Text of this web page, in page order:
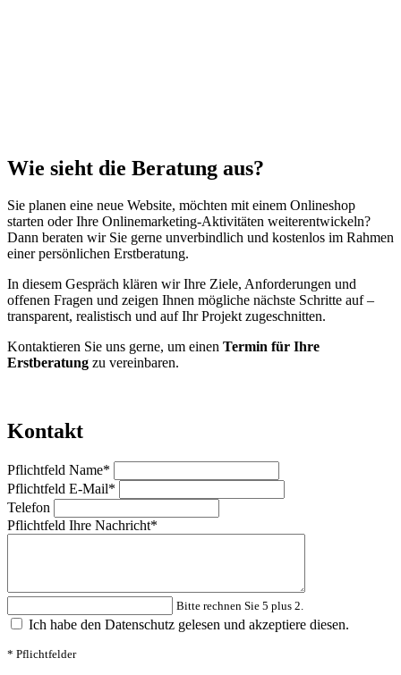
Wie sieht die Beratung aus?
Sie planen eine neue Website, möchten mit einem Onlineshop
starten oder Ihre Onlinemarketing-Aktivitäten weiterentwickeln?
Dann beraten wir Sie gerne unverbindlich und kostenlos im Rahmen
einer persönlichen Erstberatung.
In diesem Gespräch klären wir Ihre Ziele, Anforderungen und
offenen Fragen und zeigen Ihnen mögliche nächste Schritte auf –
transparent, realistisch und auf Ihr Projekt zugeschnitten.
Kontaktieren Sie uns gerne, um einen Termin für Ihre
Erstberatung zu vereinbaren.
Kontakt
Pflichtfeld Name*
Pflichtfeld E-Mail*
Telefon
Pflichtfeld Ihre Nachricht*
Bitte rechnen Sie 5 plus 2.
Ich habe den Datenschutz gelesen und akzeptiere diesen.
* Pflichtfelder